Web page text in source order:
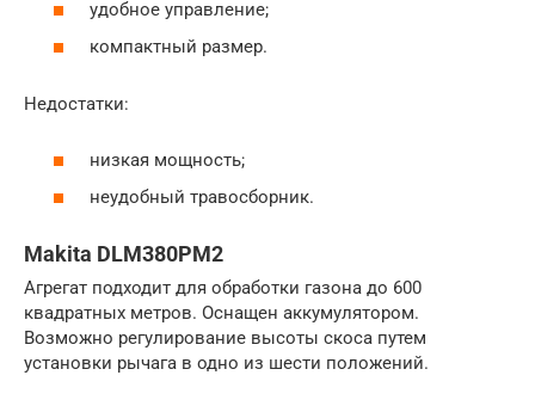
удобное управление;
компактный размер.
Недостатки:
низкая мощность;
неудобный травосборник.
Makita DLM380PM2
Агрегат подходит для обработки газона до 600
квадратных метров. Оснащен аккумулятором.
Возможно регулирование высоты скоса путем
установки рычага в одно из шести положений.